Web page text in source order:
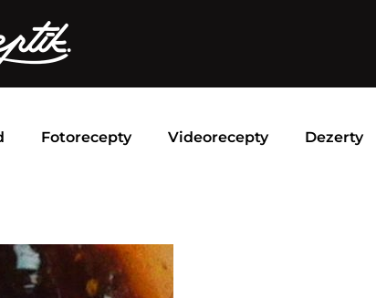
Fotorecepty Videorecepty Dezerty